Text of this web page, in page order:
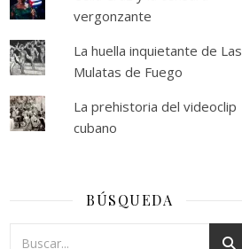
vergonzante
La huella inquietante de Las
Mulatas de Fuego
La prehistoria del videoclip
cubano
BÚSQUEDA